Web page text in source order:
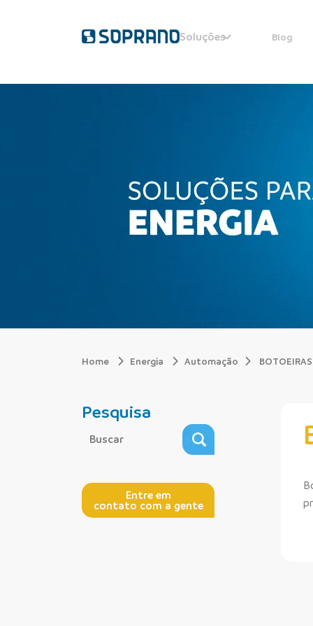
Soluções Blog
Home Energia Automação
Pesquisa
Entre em
contato com a gente